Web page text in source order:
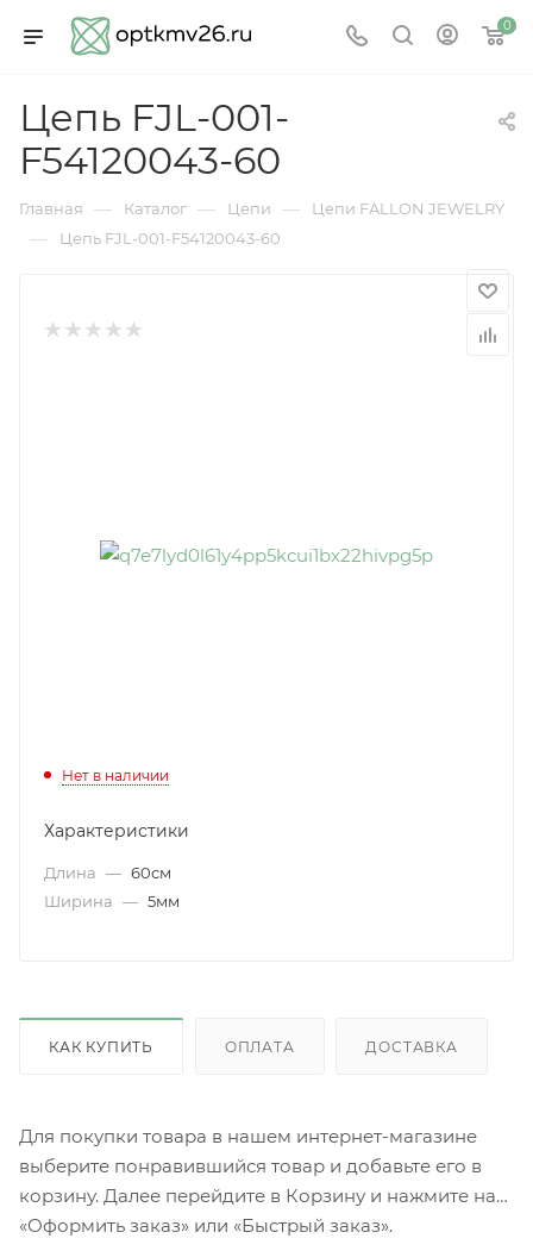
0
Цепь FJL-001-
F54120043-60
Главная — Каталог — Цепи — Цепи FALLON JEWELRY
— Цепь FJL-001-F54120043-60
Нет в наличии
Характеристики
Длина — 60см
Ширина — 5мм
КАК КУПИТЬ ОПЛАТА ДОСТАВКА
Для покупки товара в нашем интернет-магазине
выберите понравившийся товар и добавьте его в
корзину. Далее перейдите в Корзину и нажмите на
«Оформить заказ» или «Быстрый заказ».